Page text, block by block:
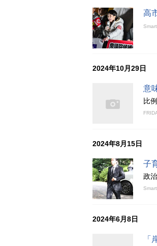
高
2024年10月29日
意
比
2024年8月15日
子
政
2024年6月8日
「